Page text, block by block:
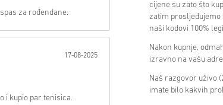
za rođendane.
17-08-2025
i kupio par tenisica.
cijene su zato što
zatim prosljeđujemo
naši kodovi 100%
Nakon kupnje,
izravno na vašu
Naš razgovor uživo
imate bilo kakvih